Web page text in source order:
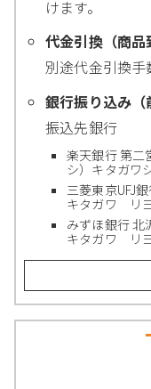
けます。
代金引換（商品
別途代金引換手
銀行振り込み（
振込先銀行
楽天銀行 第二
シ）キタガワ
三菱東京UFJ
キタガワ リ
みずほ銀行 北
キタガワ リ